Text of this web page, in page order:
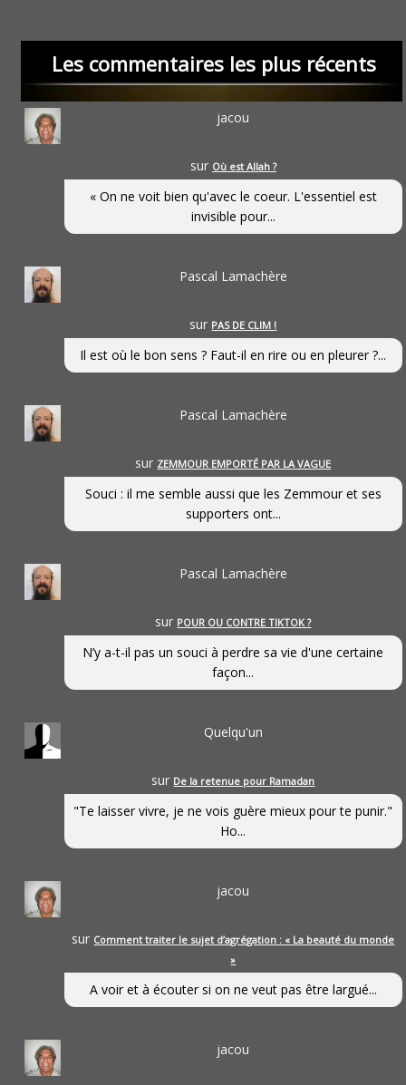
Les commentaires les plus récents
jacou
sur Où est Allah ?
« On ne voit bien qu'avec le coeur. L'essentiel est
invisible pour...
Pascal Lamachère
sur PAS DE CLIM !
Il est où le bon sens ? Faut-il en rire ou en pleurer ?...
Pascal Lamachère
sur ZEMMOUR EMPORTÉ PAR LA VAGUE
Souci : il me semble aussi que les Zemmour et ses
supporters ont...
Pascal Lamachère
sur POUR OU CONTRE TIKTOK ?
N’y a-t-il pas un souci à perdre sa vie d'une certaine
façon...
Quelqu'un
sur De la retenue pour Ramadan
"Te laisser vivre, je ne vois guère mieux pour te punir."
Ho...
jacou
sur Comment traiter le sujet d’agrégation : « La beauté du monde
»
A voir et à écouter si on ne veut pas être largué...
jacou